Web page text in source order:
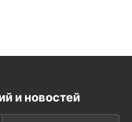
и новостей